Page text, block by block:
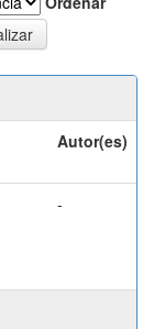
Autor(es)
-